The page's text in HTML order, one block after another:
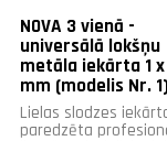
NOVA 3 vienā -
universālā lokšņu
metāla iekārta 1 x
mm (modelis Nr.
Lielas slodzes
paredzēta